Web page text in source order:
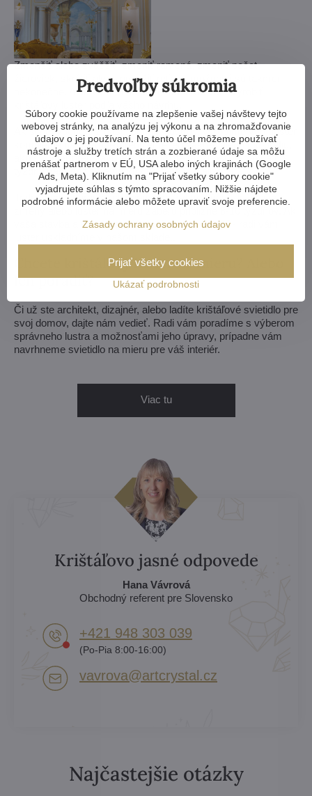
Zmenšiť alebo zväčšiť, zmeniť ramená, zmeniť počet
žiaroviek, skrátiť alebo predĺžiť reťaz - možnosti sú takmer
nekonečné. A ak vám to nestačí, môžeme vám vyrobiť
Ak si nevyberiete z našej ponuky lustrov, vyrobíme vám luster
kompletne na mieru. Potrebujeme len nákres alebo fotografiu,
ako si luster predstavujete. Posúdime možnosti výroby a do
týždňa vám pošleme návrhy vrátane vizualizácií.
Jednoduché úpravy zvládneme do 3-4 týždňov, zložitejšie
zmeny alebo luster na mieru zaberú približne 8-10 týždňov. Ak
vaša stavba alebo renovácia trvá dlhšie, nevadí - radi vám
Chcete krištáľový luster na mieru? Alebo
len poradiť?
Či už ste architekt, dizajnér, alebo ladíte krištáľové svietidlo pre
svoj domov, dajte nám vedieť. Radi vám poradíme s výberom
správneho lustra a možnosťami jeho úpravy, prípadne vám
navrhneme svietidlo na mieru pre váš interiér.
Viac tu
Krištáľovo jasné odpovede
Hana Vávrová
Obchodný referent pre Slovensko
+421 948 303 039
(Po-Pia 8:00-16:00)
vavrova​@artcrystal​.cz
Najčastejšie otázky
Predvoľby súkromia
Súbory cookie používame na zlepšenie vašej návštevy tejto
webovej stránky, na analýzu jej výkonu a na zhromažďovanie
údajov o jej používaní. Na tento účel môžeme používať
nástroje a služby tretích strán a zozbierané údaje sa môžu
prenášať partnerom v EÚ, USA alebo iných krajinách (Google
Ads, Meta). Kliknutím na "Prijať všetky súbory cookie"
vyjadrujete súhlas s týmto spracovaním. Nižšie nájdete
podrobné informácie alebo môžete upraviť svoje preferencie.
Zásady ochrany osobných údajov
Ukázať podrobnosti
Prijať všetky cookies